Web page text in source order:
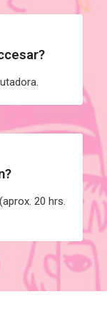
20 hrs.